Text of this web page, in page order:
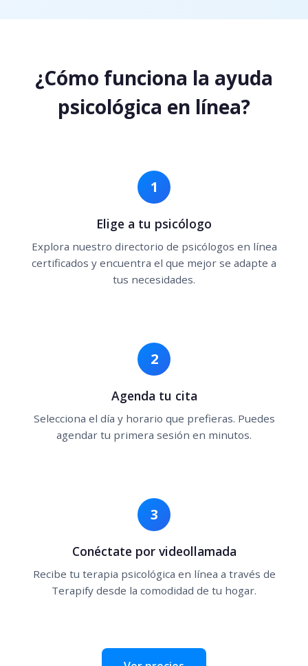
¿Cómo funciona la ayuda
psicológica en línea?
1
Elige a tu psicólogo
Explora nuestro directorio de psicólogos en línea
certificados y encuentra el que mejor se adapte a
tus necesidades.
2
Agenda tu cita
Selecciona el día y horario que prefieras. Puedes
agendar tu primera sesión en minutos.
3
Conéctate por videollamada
Recibe tu terapia psicológica en línea a través de
Terapify desde la comodidad de tu hogar.